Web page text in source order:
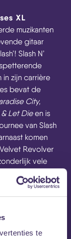
te
XL
muzikanten
gitaar
Slash N’
in zijn carrière
bevat de
City,
Let Dieen is
van Slash
komen
Revolver
vele
muziek en het
staat voor de
een huis, de
van af! Dát is